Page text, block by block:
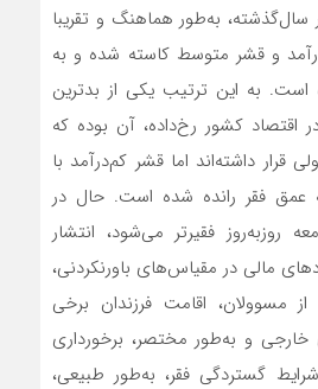
سال‌گذشته، به‌‌‌‌‌‌طور هماهنگ و تقریبا
و قشر متوسط کاسته شده و به
است. به این ترتیب یکی از بدترین
اقتصاد کشور رخ‌داده، آن بوده که
قرار داشته‌‌‌‌‌‌اند اما قشر کم‌‌‌‌‌‌درآمد با
عمق فقر رانده شده است. حال در
روزبه‌‌‌‌‌‌روز فقیرتر می‌شود، انتشار
مالی در مقیاس‌‌‌‌‌‌های باورنکردنی،
مسوولان، اقامت فرزندان برخی
و به‌‌‌‌‌‌طور مختصر، برخورداری
گستردگی فقر، به‌‌‌‌‌‌طور طبیعی،